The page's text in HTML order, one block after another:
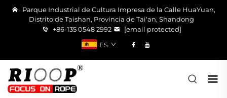
Parque Industrial de Cultura Impresa de la Calle HuaYuan,
Distrito de Taishan, Provincia de Tai'an, Shandong
+86-135 0548 2992
[email protected]
ES